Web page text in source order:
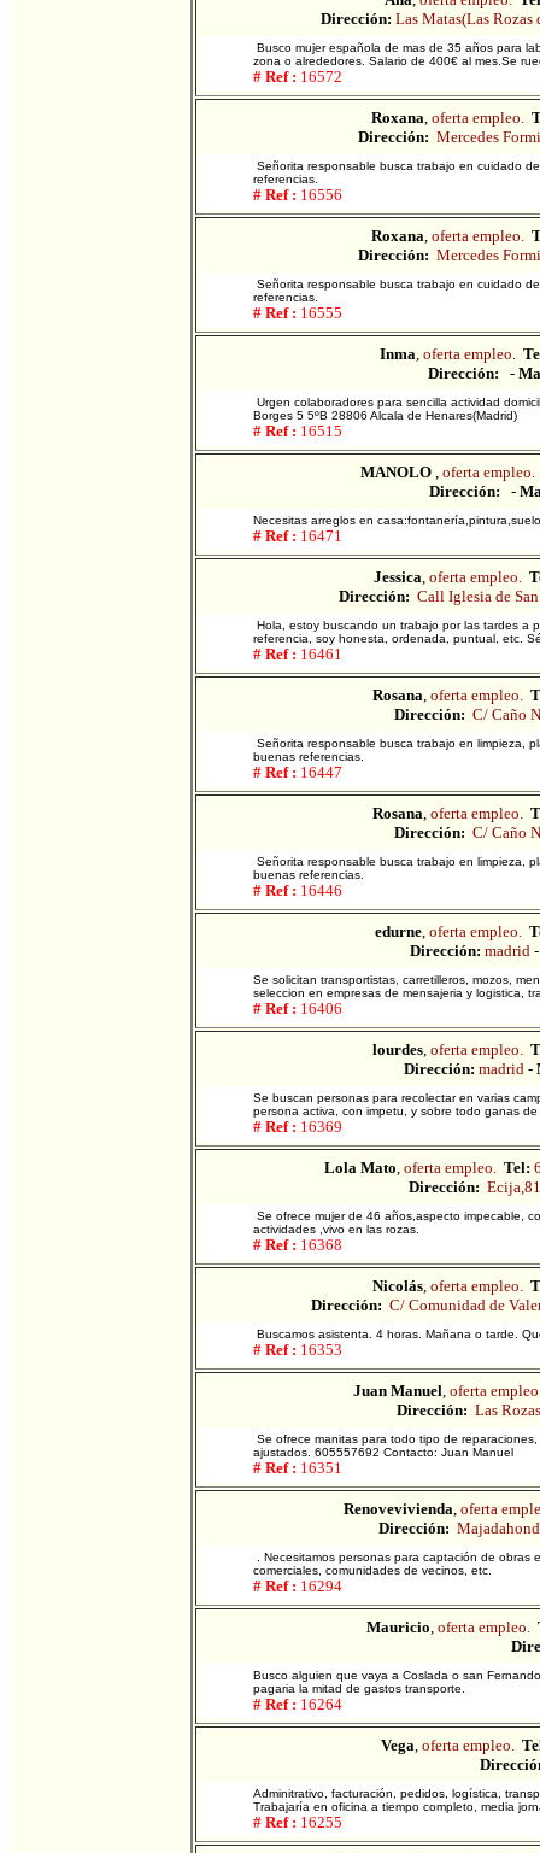
Dirección: Las Matas(Las Rozas
Busco mujer española de mas de 35 años para
zona o alrededores. Salario de 400€ al mes.Se
# Ref : 16572
Roxana, oferta empleo.
Dirección: Mercedes
Señorita responsable busca trabajo en cuidado
referencias.
# Ref : 16556
Roxana, oferta empleo.
Dirección: Mercedes
Señorita responsable busca trabajo en cuidado
referencias.
# Ref : 16555
Inma, oferta empleo.
Dirección:
-
Urgen colaboradores para sencilla actividad
Borges 5 5ºB 28806 Alcala de Henares(Madrid)
# Ref : 16515
MANOLO , oferta empleo.
Dirección:
-
Necesitas arreglos en
# Ref : 16471
Jessica, oferta empleo.
Dirección: Call Iglesia de
Hola, estoy buscando un trabajo por las tardes a
referencia, soy honesta, ordenada, puntual, etc.
# Ref : 16461
Rosana, oferta empleo.
Dirección: C/ Caño
Señorita responsable busca trabajo en limpieza,
buenas referencias.
# Ref : 16447
Rosana, oferta empleo.
Dirección: C/ Caño
Señorita responsable busca trabajo en limpieza,
buenas referencias.
# Ref : 16446
edurne, oferta empleo.
Dirección: madrid
Se solicitan transportistas, carretilleros, mozos,
seleccion en empresas de mensajeria y logistica,
# Ref : 16406
lourdes, oferta empleo.
Dirección: madrid -
Se buscan personas para recolectar en varias
persona activa, con impetu, y sobre todo ganas
# Ref : 16369
Lola Mato, oferta empleo. Tel:
Dirección: Ecija,81
Se ofrece mujer de 46 años,aspecto impecable,
actividades ,vivo en las rozas.
# Ref : 16368
Nicolás, oferta empleo.
Dirección: C/ Comunidad de
Buscamos asistenta. 4 horas. Mañana o tarde.
# Ref : 16353
Juan Manuel, oferta
Dirección: Las Rozas
Se ofrece manitas para todo tipo de
ajustados. 605557692 Contacto: Juan Manuel
# Ref : 16351
Renovevivienda, oferta
Dirección:
. Necesitamos personas para captación de
comerciales, comunidades de vecinos, etc.
# Ref : 16294
Mauricio, oferta empleo.
Busco alguien que vaya a Coslada o san
pagaria la mitad de gastos transporte.
# Ref : 16264
Vega, oferta empleo.
Adminitrativo, facturación, pedidos, logística,
Trabajaría en oficina a tiempo completo, media
# Ref : 16255